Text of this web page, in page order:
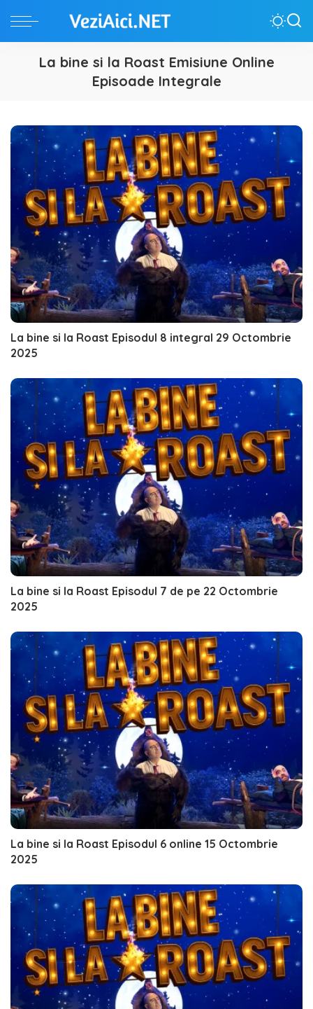
La bine si la Roast Emisiune Online
Episoade Integrale
La bine si la Roast Episodul 8 integral 29 Octombrie
2025
La bine si la Roast Episodul 7 de pe 22 Octombrie
2025
La bine si la Roast Episodul 6 online 15 Octombrie
2025